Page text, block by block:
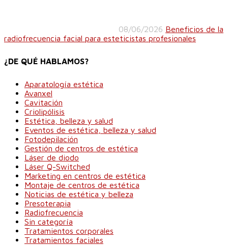
08/06/2026 Beneficios de la
radiofrecuencia facial para esteticistas profesionales
¿DE QUÉ HABLAMOS?
Aparatología estética
Avanxel
Cavitación
Criolipólisis
Estética, belleza y salud
Eventos de estética, belleza y salud
Fotodepilación
Gestión de centros de estética
Láser de diodo
Láser Q-Switched
Marketing en centros de estética
Montaje de centros de estética
Noticias de estética y belleza
Presoterapia
Radiofrecuencia
Sin categoría
Tratamientos corporales
Tratamientos faciales